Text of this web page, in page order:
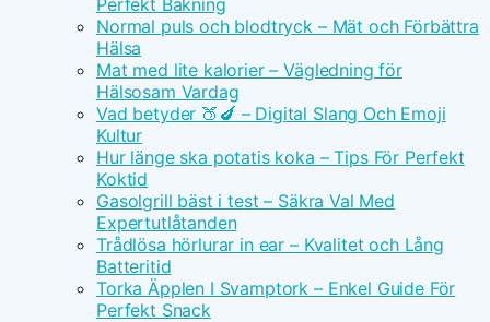
Perfekt Bakning
Normal puls och blodtryck – Mät och Förbättra
Hälsa
Mat med lite kalorier – Vägledning för
Hälsosam Vardag
Vad betyder 🍑🍆 – Digital Slang Och Emoji
Kultur
Hur länge ska potatis koka – Tips För Perfekt
Koktid
Gasolgrill bäst i test – Säkra Val Med
Expertutlåtanden
Trådlösa hörlurar in ear – Kvalitet och Lång
Batteritid
Torka Äpplen I Svamptork – Enkel Guide För
Perfekt Snack